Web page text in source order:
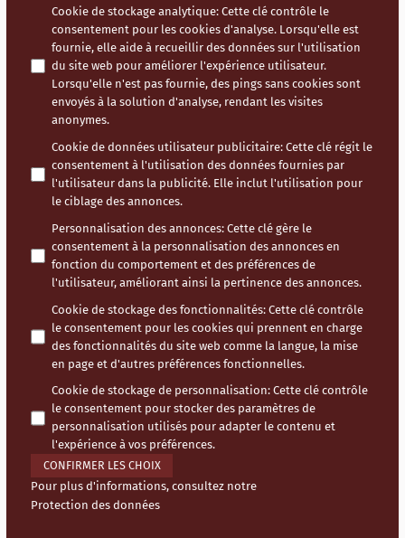
Cookie de stockage analytique: Cette clé contrôle le
consentement pour les cookies d'analyse. Lorsqu'elle est
fournie, elle aide à recueillir des données sur l'utilisation
du site web pour améliorer l'expérience utilisateur.
Lorsqu'elle n'est pas fournie, des pings sans cookies sont
envoyés à la solution d'analyse, rendant les visites
anonymes.
Cookie de données utilisateur publicitaire: Cette clé régit le
consentement à l'utilisation des données fournies par
l'utilisateur dans la publicité. Elle inclut l'utilisation pour
le ciblage des annonces.
Personnalisation des annonces: Cette clé gère le
consentement à la personnalisation des annonces en
fonction du comportement et des préférences de
l'utilisateur, améliorant ainsi la pertinence des annonces.
Cookie de stockage des fonctionnalités: Cette clé contrôle
le consentement pour les cookies qui prennent en charge
des fonctionnalités du site web comme la langue, la mise
en page et d'autres préférences fonctionnelles.
Cookie de stockage de personnalisation: Cette clé contrôle
le consentement pour stocker des paramètres de
personnalisation utilisés pour adapter le contenu et
l'expérience à vos préférences.
CONFIRMER LES CHOIX
Pour plus d'informations, consultez notre
Protection des données